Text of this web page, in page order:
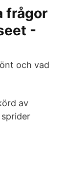
frågor
-
och vad
av